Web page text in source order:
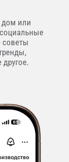
дом или
советы